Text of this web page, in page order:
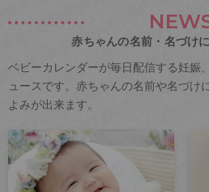
赤ちゃんの名前・名づけ
ベビーカレンダーが毎日配信する妊娠
ュースです。赤ちゃんの名前や名づけ
よみが出来ます。